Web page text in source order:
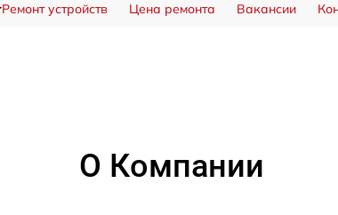
Ремонт устройств Цена ремонта Вакансии
О Компании